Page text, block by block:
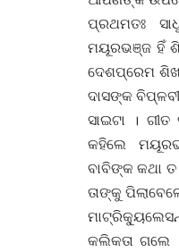
ପ୍ରଥମତଃ
ମୟୂରଭଞ୍ଜ ହିଁ
ଦେଶପ୍ରେମ
ଦାସଙ୍କ
ସାଇଟା ।
କହିଲେ
ବାବିଙ୍କ କଥା
ତାଙ୍କୁ
କଲିକତା ଗଲେ